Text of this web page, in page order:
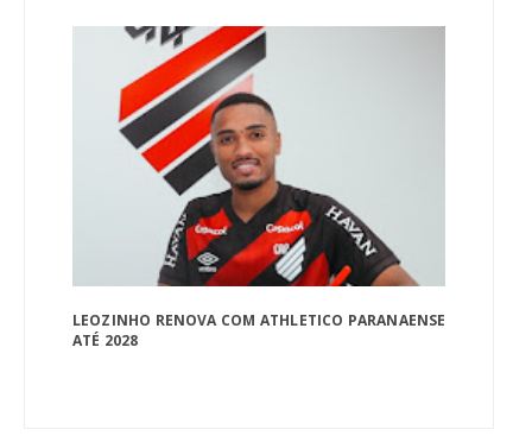
LEOZINHO RENOVA COM ATHLETICO PARANAENSE
ATÉ 2028